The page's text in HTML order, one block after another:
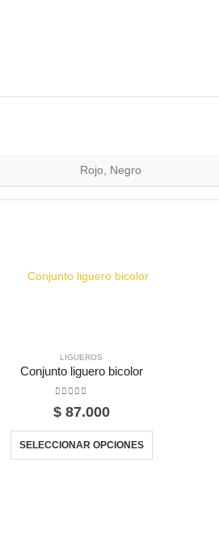
Rojo, Negro
LIGUEROS
Conjunto liguero bicolor
$87.000
SELECCIONAR OPCIONES
Este producto tiene múltiples variantes. Las opciones se pueden elegir en la página de producto